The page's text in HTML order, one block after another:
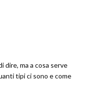
dire, ma a cosa serve
tipi ci sono e come